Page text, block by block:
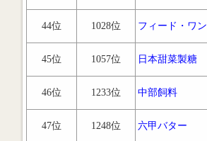
44位 1028位 フィード・ワン
45位 1057位 日本甜菜製糖
46位 1233位 中部飼料
47位 1248位 六甲バター